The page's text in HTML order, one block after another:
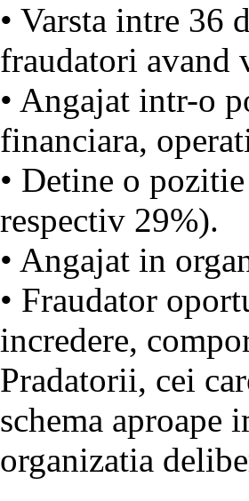
• Varsta intre 36
fraudatori avand
• Angajat intr-o
financiara,
• Detine o
respectiv 29%).
• Angajat in
• Fraudator
incredere,
Pradatorii, cei
schema aproape
organizatia